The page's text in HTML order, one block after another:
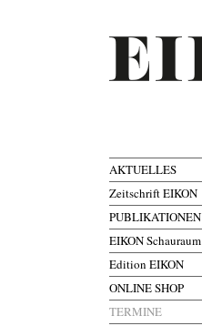
AKTUELLES
Zeitschrift EIKON
PUBLIKATIONEN
EIKON Schauraum
Edition EIKON
ONLINE SHOP
TERMINE